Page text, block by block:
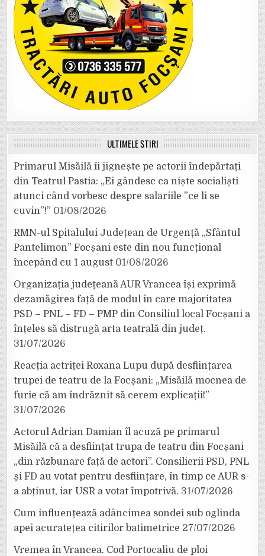
ULTIMELE ȘTIRI
Primarul Misăilă îi jignește pe actorii îndepărtați
din Teatrul Pastia: „Ei gândesc ca niște socialiști
atunci când vorbesc despre salariile ”ce li se
cuvin”!” 01/08/2026
RMN-ul Spitalului Județean de Urgență „Sfântul
Pantelimon” Focșani este din nou funcțional
începând cu 1 august 01/08/2026
Organizația județeană AUR Vrancea își exprimă
dezamăgirea față de modul în care majoritatea
PSD – PNL – FD – PMP din Consiliul local Focșani a
înțeles să distrugă arta teatrală din județ.
31/07/2026
Reacția actriței Roxana Lupu după desființarea
trupei de teatru de la Focșani: „Misăilă mocnea de
furie că am îndrăznit să cerem explicații!”
31/07/2026
Actorul Adrian Damian îl acuză pe primarul
Misăilă că a desființat trupa de teatru din Focșani
„din răzbunare față de actori”. Consilierii PSD, PNL
și FD au votat pentru desființare, în timp ce AUR s-
a abținut, iar USR a votat împotrivă. 31/07/2026
Cum influențează adâncimea sondei sub oglinda
apei acuratețea citirilor batimetrice 27/07/2026
Vremea în Vrancea. Cod Portocaliu de ploi